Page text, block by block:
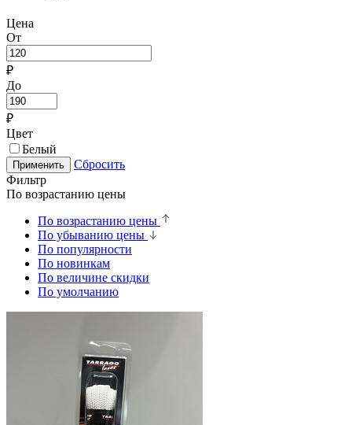
Цена
От
₽
До
₽
Цвет
Белый
Применить
Сбросить
Фильтр
По возрастанию цены
По возрастанию цены
По убыванию цены
По популярности
По новинкам
По величине скидки
По умолчанию